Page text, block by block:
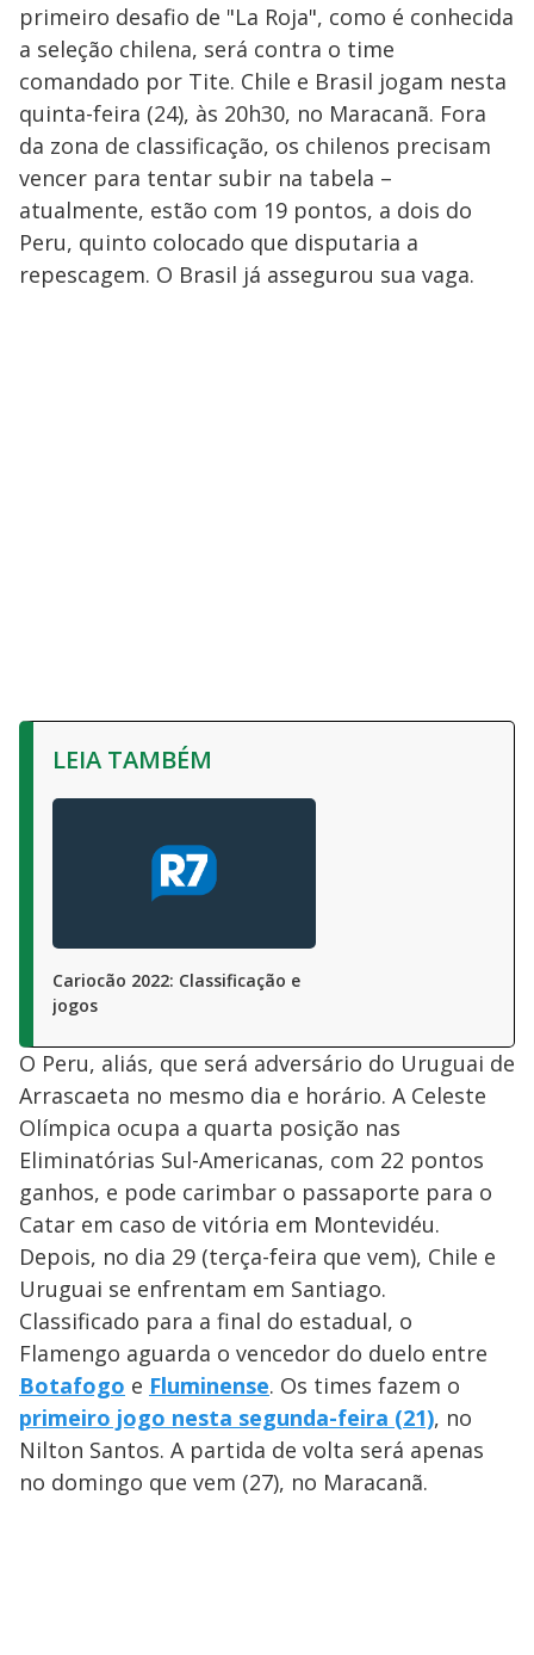
primeiro desafio de "La Roja", como é conhecida
a seleção chilena, será contra o time
comandado por Tite. Chile e Brasil jogam nesta
quinta-feira (24), às 20h30, no Maracanã. Fora
da zona de classificação, os chilenos precisam
vencer para tentar subir na tabela –
atualmente, estão com 19 pontos, a dois do
Peru, quinto colocado que disputaria a
repescagem. O Brasil já assegurou sua vaga.
LEIA TAMBÉM
Cariocão 2022: Classificação e
jogos
O Peru, aliás, que será adversário do Uruguai de
Arrascaeta no mesmo dia e horário. A Celeste
Olímpica ocupa a quarta posição nas
Eliminatórias Sul-Americanas, com 22 pontos
ganhos, e pode carimbar o passaporte para o
Catar em caso de vitória em Montevidéu.
Depois, no dia 29 (terça-feira que vem), Chile e
Uruguai se enfrentam em Santiago.
Classificado para a final do estadual, o
Flamengo aguarda o vencedor do duelo entre
Botafogo e Fluminense. Os times fazem o
primeiro jogo nesta segunda-feira (21), no
Nilton Santos. A partida de volta será apenas
no domingo que vem (27), no Maracanã.